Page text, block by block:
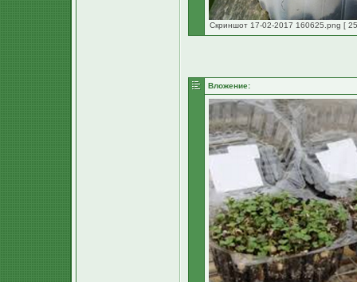
Скриншот 17-02-2017 160625.png [
Вложение: